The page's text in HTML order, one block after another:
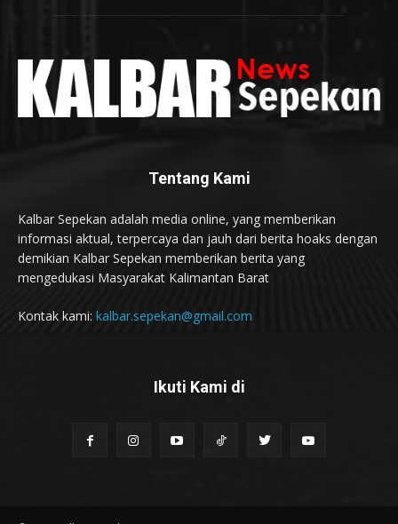
Tentang Kami
Kalbar Sepekan adalah media online, yang memberikan
informasi aktual, terpercaya dan jauh dari berita hoaks dengan
demikian Kalbar Sepekan memberikan berita yang
mengedukasi Masyarakat Kalimantan Barat
Kontak kami: kalbar.sepekan@gmail.com
Ikuti Kami di